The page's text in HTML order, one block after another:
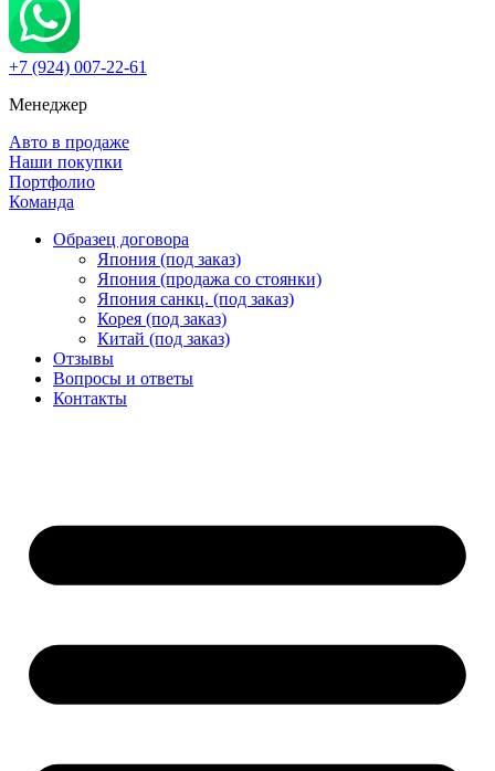
+7 (924) 007-22-61
Менеджер
Авто в продаже
Наши покупки
Портфолио
Команда
Образец договора
Япония (под заказ)
Япония (продажа со стоянки)
Япония санкц. (под заказ)
Корея (под заказ)
Китай (под заказ)
Отзывы
Вопросы и ответы
Контакты